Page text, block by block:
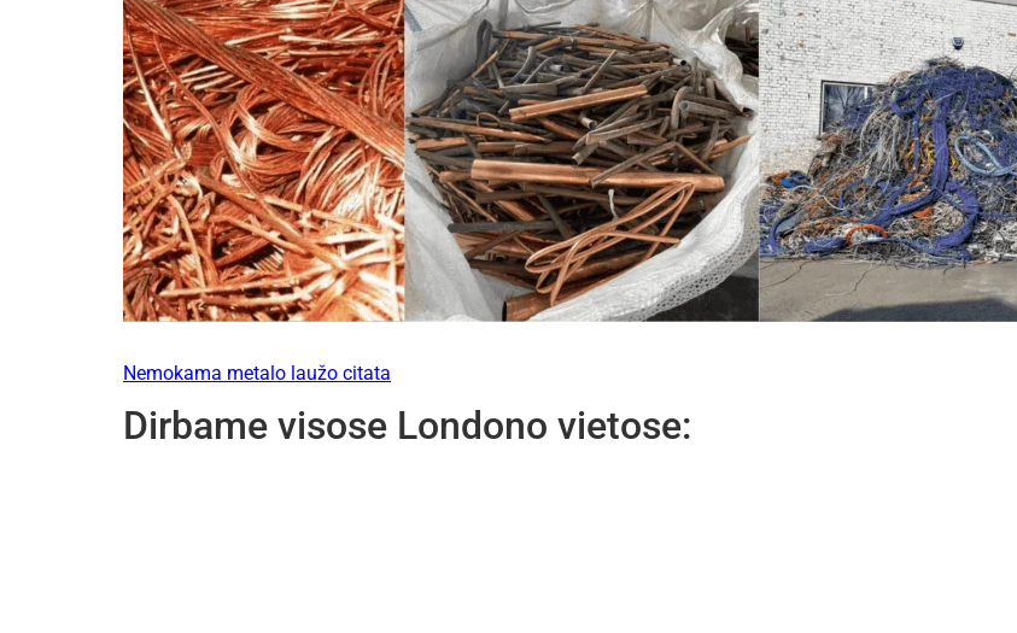
Nemokama metalo laužo citata
Dirbame visose Londono vietose: